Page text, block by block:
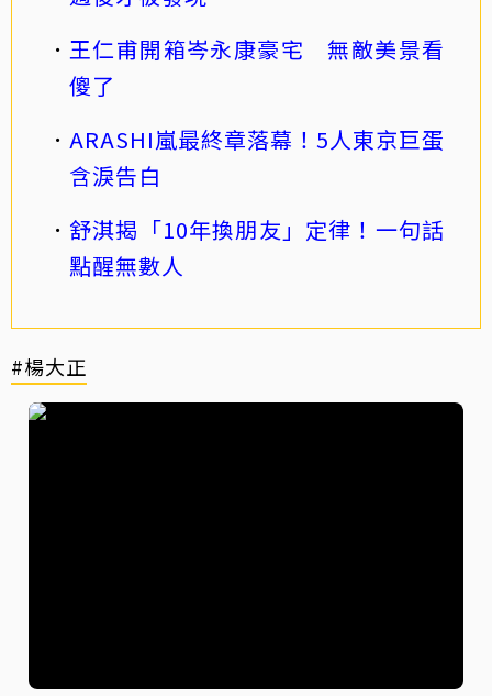
王仁甫開箱岑永康豪宅 無敵美景看
傻了
ARASHI嵐最終章落幕！5人東京巨蛋
含淚告白
舒淇揭「10年換朋友」定律！一句話
點醒無數人
#楊大正